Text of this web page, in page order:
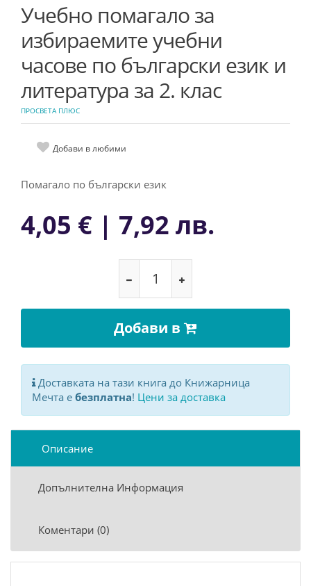
Учебно помагало за
избираемите учебни
часове по български език и
литература за 2. клас
ПРОСВЕТА ПЛЮС
Добави в любими
Помагало по български език
4,05 € | 7,92 лв.
Добави в
Доставката на тази книга до Книжарница
Мечта е безплатна! Цени за доставка
Описание
Допълнителна Информация
Коментари (0)